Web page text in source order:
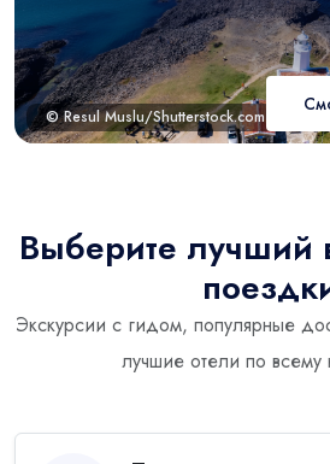
© Resul Muslu/Shutterstock.com
Выберите лучший
Экскурсии с гидом, популярные
лучшие отели по всему